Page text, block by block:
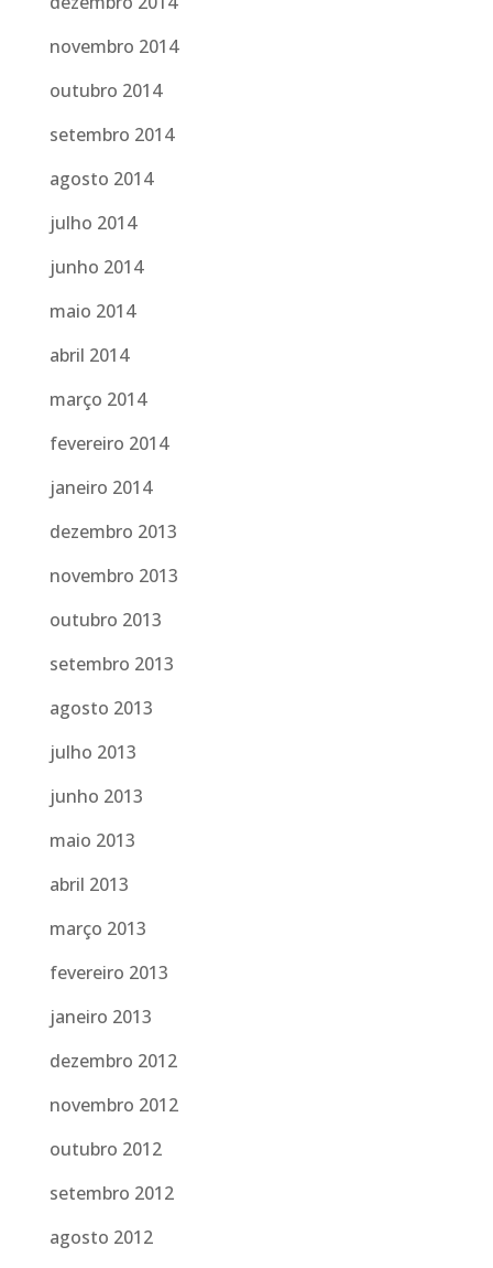
novembro 2014
outubro 2014
setembro 2014
agosto 2014
julho 2014
junho 2014
maio 2014
abril 2014
março 2014
fevereiro 2014
janeiro 2014
dezembro 2013
novembro 2013
outubro 2013
setembro 2013
agosto 2013
julho 2013
junho 2013
maio 2013
abril 2013
março 2013
fevereiro 2013
janeiro 2013
dezembro 2012
novembro 2012
outubro 2012
setembro 2012
agosto 2012